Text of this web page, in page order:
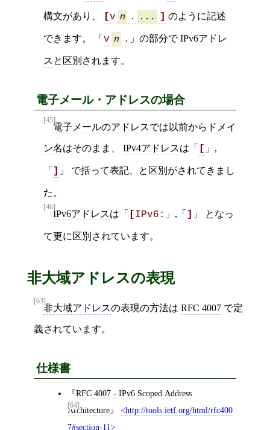
構文があり、 [v n . ... ] のように記述
できます。 「 v n . 」の部分でIPv6アドレ
ス と区別されます。
電子メール・アドレスの場合
[45]
電子メールのアドレスでは以前から ドメイ
ン名はそのまま、 IPv4アドレスは「 [ 」,
「 ] 」 で括って表記、と区別がされてきまし
た。
[46]
IPv6アドレスは「 [IPv6: 」,「 ] 」 となっ
て更に区別されています。
非大域アドレスの表現
[63]
非大域アドレスの表現の方法は RFC 4007 で定
義されています。
仕様書
[64]
RFC 4007 - IPv6 Scoped Address
Architecture
http://tools.ietf.org/html/rfc400
7#section-11